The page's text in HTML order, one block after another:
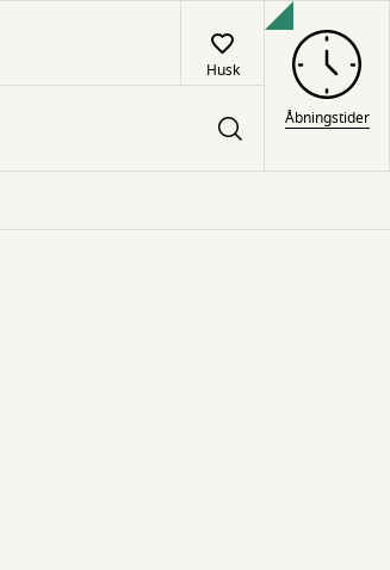
Husk
Åbningstider